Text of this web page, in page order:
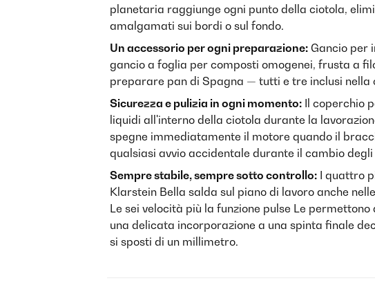
planetaria raggiunge ogni punto della ciotola,
amalgamati sui bordi o sul fondo.
Un accessorio per ogni preparazione: Gancio per
gancio a foglia per composti omogenei, frusta a
preparare pan di Spagna — tutti e tre inclusi nella
Sicurezza e pulizia in ogni momento: Il coperchio
liquidi all'interno della ciotola durante la
spegne immediatamente il motore quando il
qualsiasi avvio accidentale durante il cambio
Sempre stabile, sempre sotto controllo: I quattro
Klarstein Bella salda sul piano di lavoro anche
Le sei velocità più la funzione pulse Le
una delicata incorporazione a una spinta finale
si sposti di un millimetro.